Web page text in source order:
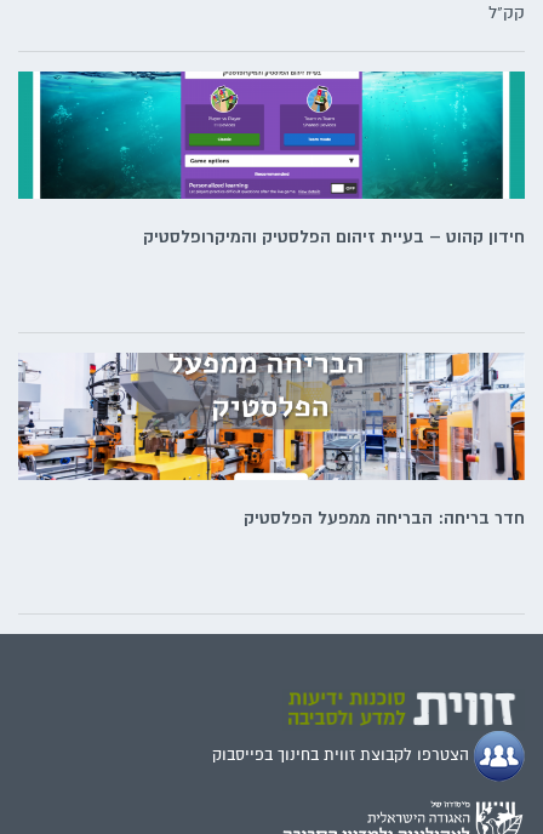
קק"ל
חידון קהוט – בעיית זיהום הפלסטיק והמיקרופלסטיק
חדר בריחה: הבריחה ממפעל הפלסטיק
הצטרפו לקבוצת זווית בחינוך בפייסבוק